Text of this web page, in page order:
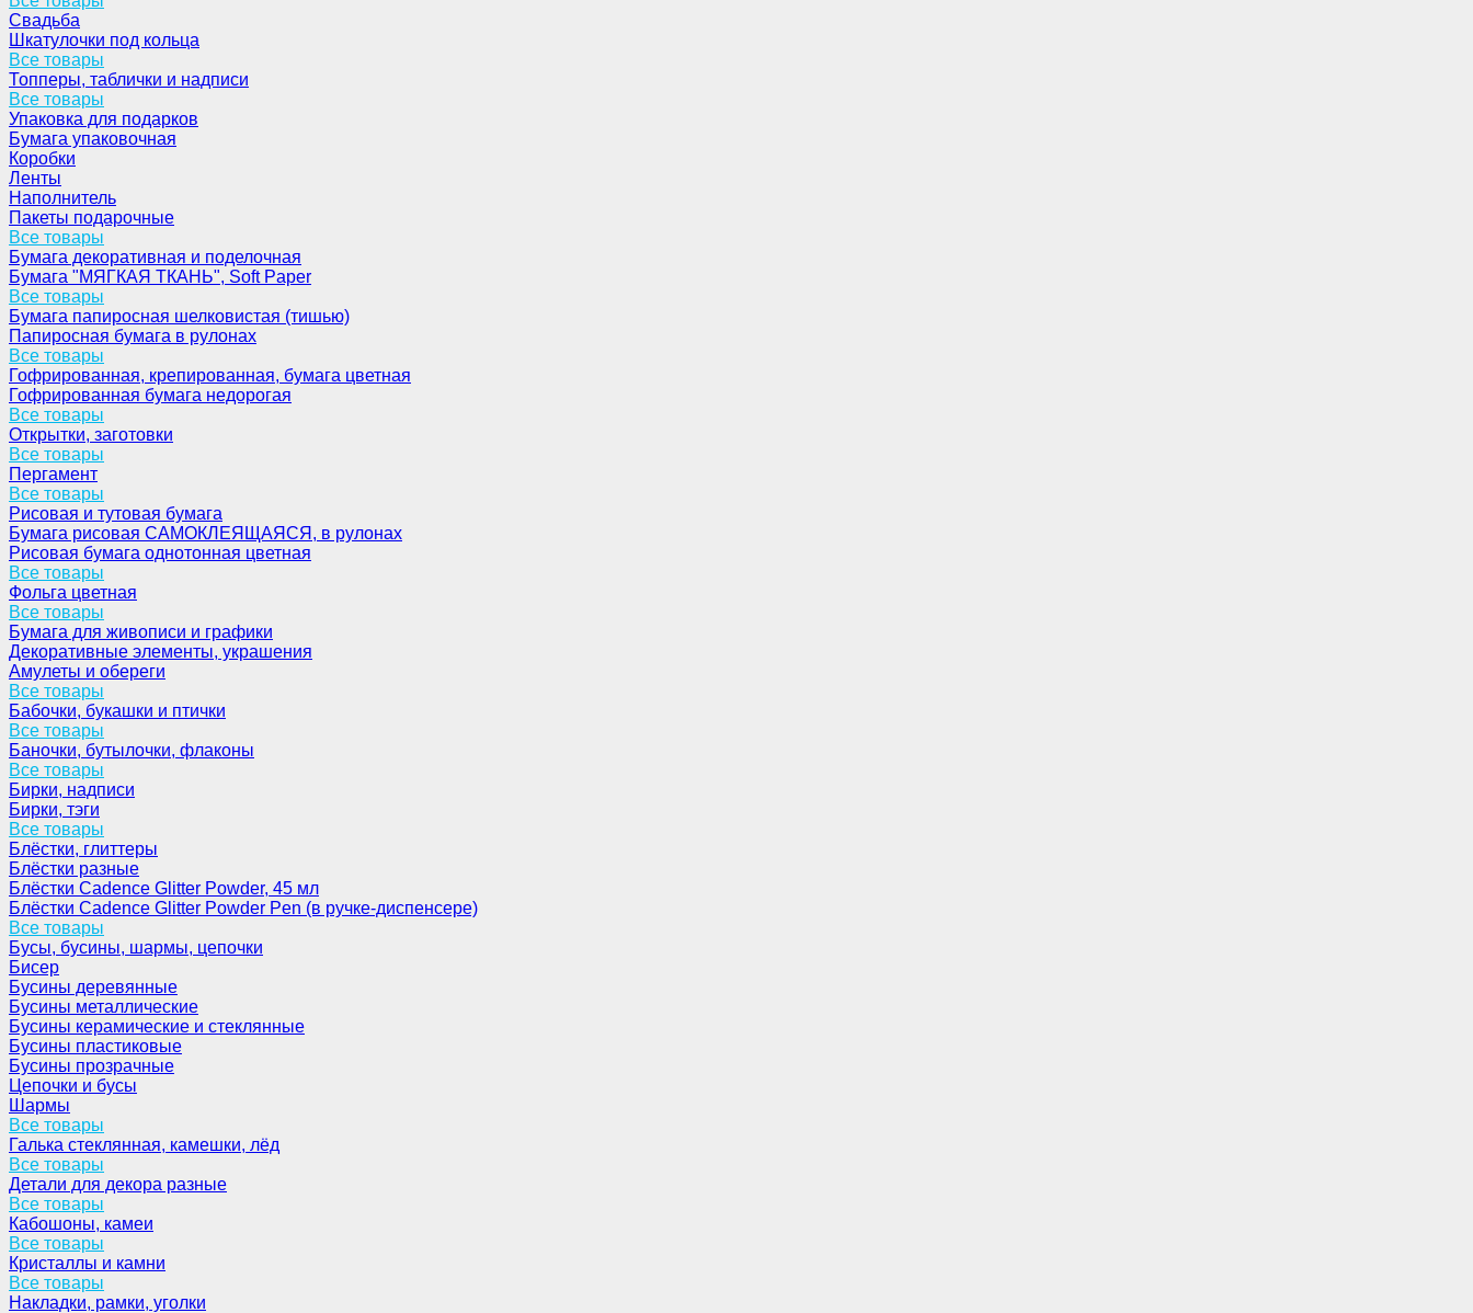
Свадьба
Шкатулочки под кольца
Все товары
Топперы, таблички и надписи
Все товары
Упаковка для подарков
Бумага упаковочная
Коробки
Ленты
Наполнитель
Пакеты подарочные
Все товары
Бумага декоративная и поделочная
Бумага "МЯГКАЯ ТКАНЬ", Soft Paper
Все товары
Бумага папиросная шелковистая (тишью)
Папиросная бумага в рулонах
Все товары
Гофрированная, крепированная, бумага цветная
Гофрированная бумага недорогая
Все товары
Открытки, заготовки
Все товары
Пергамент
Все товары
Рисовая и тутовая бумага
Бумага рисовая САМОКЛЕЯЩАЯСЯ, в рулонах
Рисовая бумага однотонная цветная
Все товары
Фольга цветная
Все товары
Бумага для живописи и графики
Декоративные элементы, украшения
Амулеты и обереги
Все товары
Бабочки, букашки и птички
Все товары
Баночки, бутылочки, флаконы
Все товары
Бирки, надписи
Бирки, тэги
Все товары
Блёстки, глиттеры
Блёстки разные
Блёстки Cadence Glitter Powder, 45 мл
Блёстки Cadence Glitter Powder Pen (в ручке-диспенсере)
Все товары
Бусы, бусины, шармы, цепочки
Бисер
Бусины деревянные
Бусины металлические
Бусины керамические и стеклянные
Бусины пластиковые
Бусины прозрачные
Цепочки и бусы
Шармы
Все товары
Галька стеклянная, камешки, лёд
Все товары
Детали для декора разные
Все товары
Кабошоны, камеи
Все товары
Кристаллы и камни
Все товары
Накладки, рамки, уголки